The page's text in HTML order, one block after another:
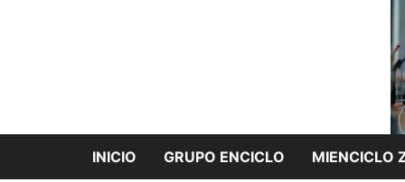
INICIO GRUPO ENCICLO MIENCICLO